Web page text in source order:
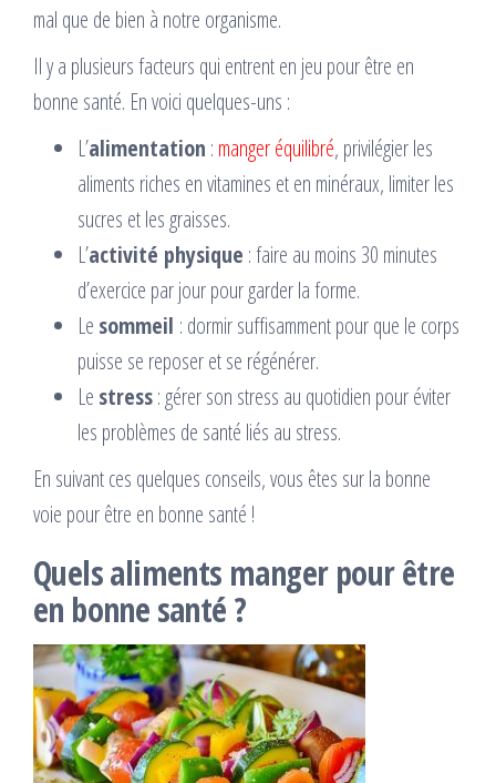
mal que de bien à notre organisme.
Il y a plusieurs facteurs qui entrent en jeu pour être en
bonne santé. En voici quelques-uns :
L’alimentation : manger équilibré, privilégier les
aliments riches en vitamines et en minéraux, limiter les
sucres et les graisses.
L’activité physique : faire au moins 30 minutes
d’exercice par jour pour garder la forme.
Le sommeil : dormir suffisamment pour que le corps
puisse se reposer et se régénérer.
Le stress: gérer son stress au quotidien pour éviter
les problèmes de santé liés au stress.
En suivant ces quelques conseils, vous êtes sur la bonne
voie pour être en bonne santé !
Quels aliments manger pour être
en bonne santé ?